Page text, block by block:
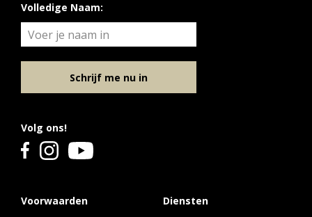
Voorwaarden Diensten
Volg ons!
Volledige Naam:
Schrijf me nu in